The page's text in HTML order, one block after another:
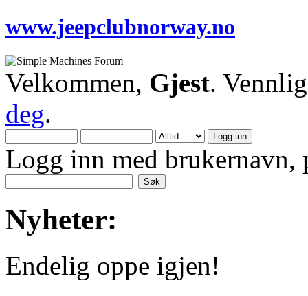
www.jeepclubnorway.no
Velkommen, Gjest.
deg.
Logg inn med brukernavn,
Nyheter:
Endelig oppe igjen!